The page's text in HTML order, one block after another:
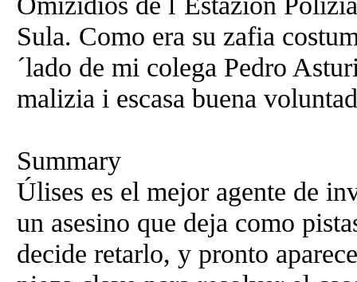
Sula. Como era su zafia
´lado de mi colega Pedro
malizia i escasa buena
Summary
Úlises es el mejor agente de
un asesino que deja como
decide retarlo, y pronto